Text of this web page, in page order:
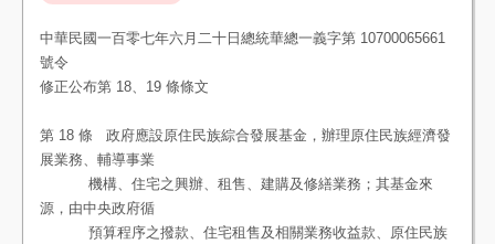
中華民國一百零七年六月二十日總統華總一義字第 10700065661
號令
修正公布第 18、19 條條文
第 18 條 政府應設原住民族綜合發展基金，辦理原住民族經濟發
展業務、輔導事業
機構、住宅之興辦、租售、建購及修繕業務；其基金來
源，由中央政府循
預算程序之撥款、住宅租售及相關業務收益款、原住民族